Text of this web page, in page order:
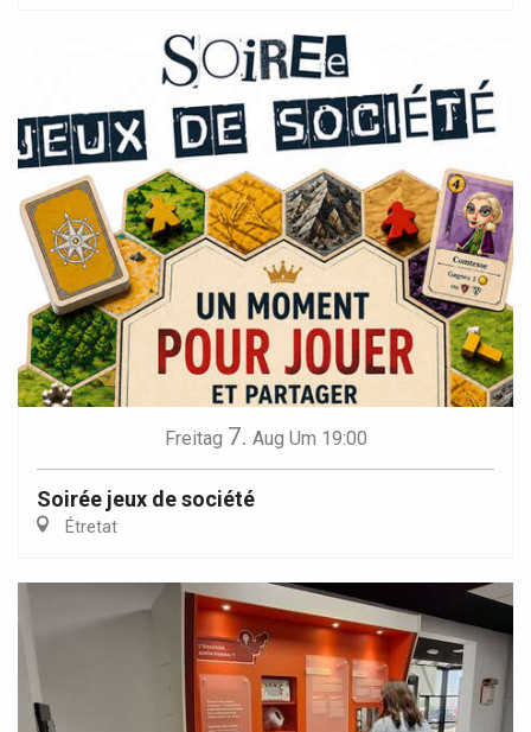
Freitag 7. Aug Um 19:00
Soirée jeux de société
Étretat